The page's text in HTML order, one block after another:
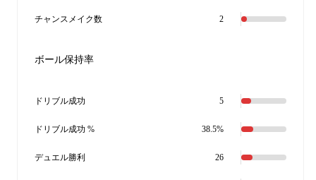
チャンスメイク数 2
ボール保持率
ドリブル成功 5
ドリブル成功 % 38.5%
デュエル勝利 26